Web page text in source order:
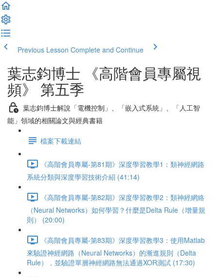
Previous Lesson Complete and Continue
葉志鈞博士 《高階會員專屬視
頻》 第五季
葉志鈞博士解說「電機控制」、「嵌入式系統」、「人工智
能」領域的相關論文與經典書籍
檔案下載連結
《高階會員專屬-第81期》深度學習教學1：類神經網路
系統分類與深度學習技術介紹 (41:14)
《高階會員專屬-第82期》深度學習教學2：類神經網絡
（Neural Networks）如何學習？什麼是Delta Rule（增量規
則） (20:00)
《高階會員專屬-第83期》深度學習教學3：使用Matlab
來驗證神經網路（Neural Networks）的漸進規則（Delta
Rule），並驗證單層神經網路無法通過XOR測試 (17:30)